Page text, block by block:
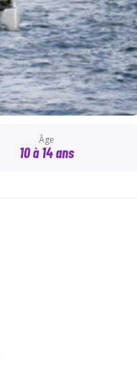
Âge
10 à 14 ans